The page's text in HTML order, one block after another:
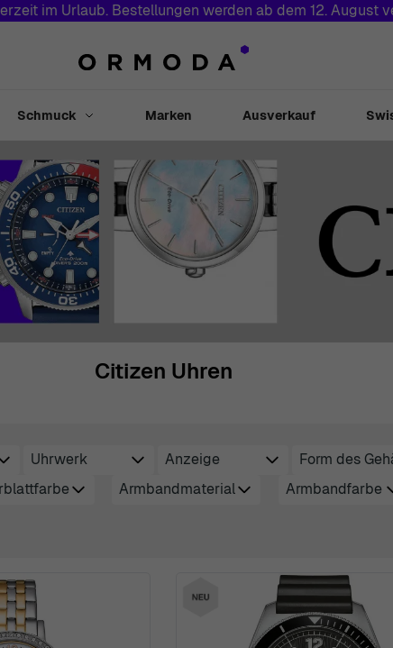
im Urlaub. Bestellungen werden ab dem 12. August
submenu for Uhren
Schmuck Toggle submenu for Schmuck
Marken Ausverkauf
Citizen Uhren
Uhrwerk
Anzeige
filter
Form des
filter
Armbandmaterial
Armbandfarbe